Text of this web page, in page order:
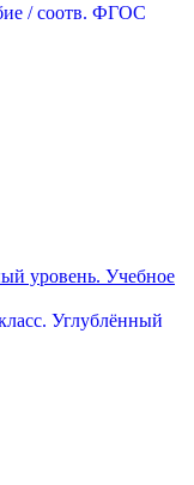
/ соотв. ФГОС
Углублённый